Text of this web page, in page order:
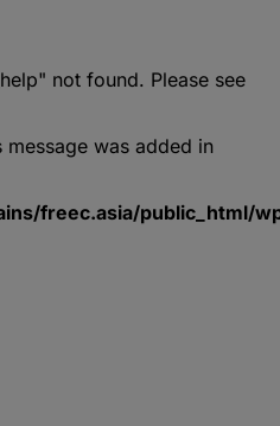
not found. Please see
was added in
freec.asia/public_html/